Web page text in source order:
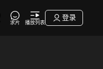
求片 播放列表
登录